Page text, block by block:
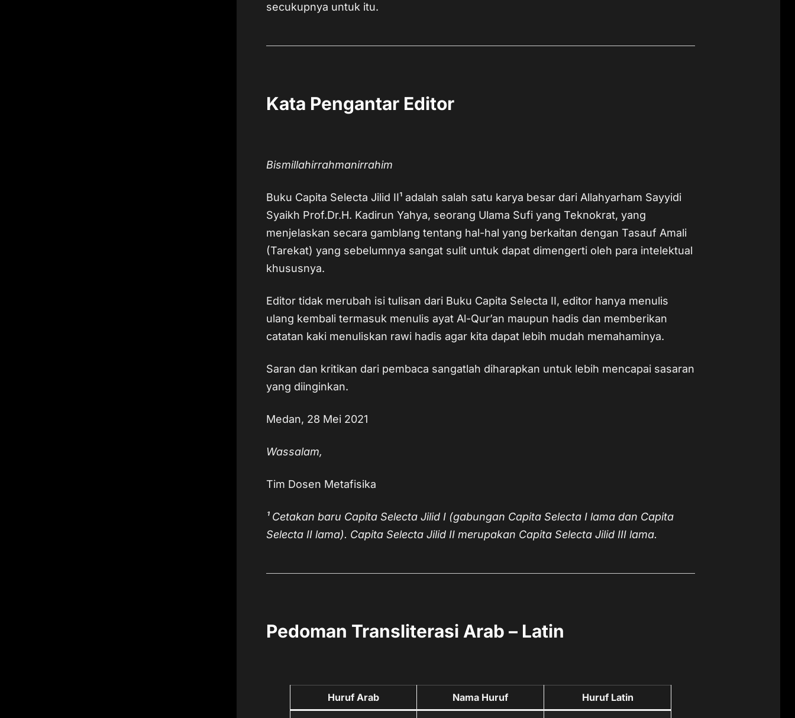
secukupnya untuk itu.
Kata Pengantar Editor
Bismillahirrahmanirrahim
Buku Capita Selecta Jilid II¹ adalah salah satu karya besar dari Allahyarham Sayyidi
Syaikh Prof.Dr.H. Kadirun Yahya, seorang Ulama Sufi yang Teknokrat, yang
menjelaskan secara gamblang tentang hal-hal yang berkaitan dengan Tasauf Amali
(Tarekat) yang sebelumnya sangat sulit untuk dapat dimengerti oleh para intelektual
khususnya.
Editor tidak merubah isi tulisan dari Buku Capita Selecta II, editor hanya menulis
ulang kembali termasuk menulis ayat Al-Qur’an maupun hadis dan memberikan
catatan kaki menuliskan rawi hadis agar kita dapat lebih mudah memahaminya.
Saran dan kritikan dari pembaca sangatlah diharapkan untuk lebih mencapai sasaran
yang diinginkan.
Medan, 28 Mei 2021
Wassalam,
Tim Dosen Metafisika
¹ Cetakan baru Capita Selecta Jilid I (gabungan Capita Selecta I lama dan Capita
Selecta II lama). Capita Selecta Jilid II merupakan Capita Selecta Jilid III lama.
Pedoman Transliterasi Arab – Latin
Huruf Arab Nama Huruf Huruf Latin